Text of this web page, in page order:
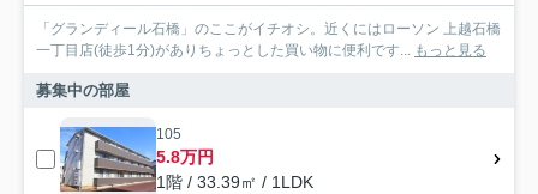
「グランディール石橋」のここがイチオシ。近くにはローソン 上越石橋
一丁目店(徒歩1分)がありちょっとした買い物に便利です... もっと見る
募集中の部屋
105
5.8万円
1階 / 33.39㎡ / 1LDK